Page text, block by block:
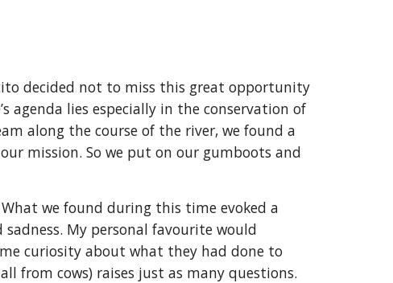
decided not to miss this great opportunity
agenda lies especially in the conservation of
along the course of the river, we found a
mission. So we put on our gumboots and
we found during this time evoked a
My personal favourite would
curiosity about what they had done to
from cows) raises just as many questions.